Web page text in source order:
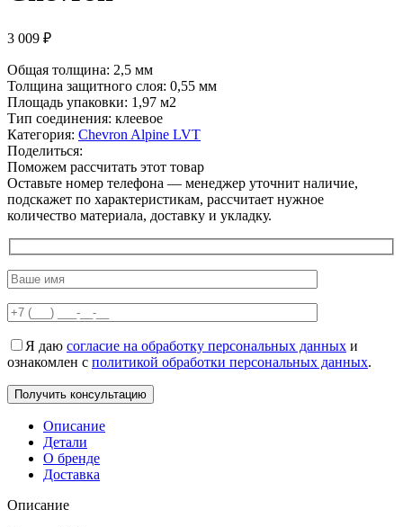
3 009 ₽
Общая толщина: 2,5 мм
Толщина защитного слоя: 0,55 мм
Площадь упаковки: 1,97 м2
Тип соединения: клеевое
Категория: Chevron Alpine LVT
Поделиться:
Поможем рассчитать этот товар
Оставьте номер телефона — менеджер уточнит наличие,
подскажет по характеристикам, рассчитает нужное
количество материала, доставку и укладку.
Я даю согласие на обработку персональных данных и
ознакомлен с политикой обработки персональных данных.
Описание
Детали
О бренде
Доставка
Описание